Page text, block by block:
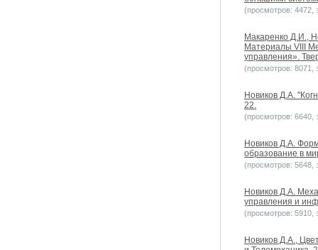
(просмотров: 4472,
Макаренко Д.И.,
Материалы VIII
управления».
(просмотров: 8071,
Новиков Д.А.
22.
(просмотров: 6640,
Новиков Д.А.
образование в
(просмотров: 5648,
Новиков Д.А.
управления и
(просмотров: 5910,
Новиков Д.А.,